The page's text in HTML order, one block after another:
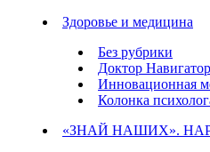
Здоровье и медицина
Без рубрики
Доктор Навигатор
Инновационная
Колонка
«ЗНАЙ НАШИХ».